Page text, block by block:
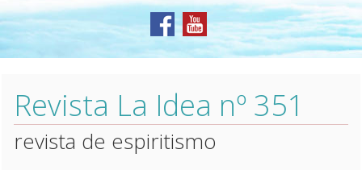
Revista La Idea nº 351
revista de espiritismo